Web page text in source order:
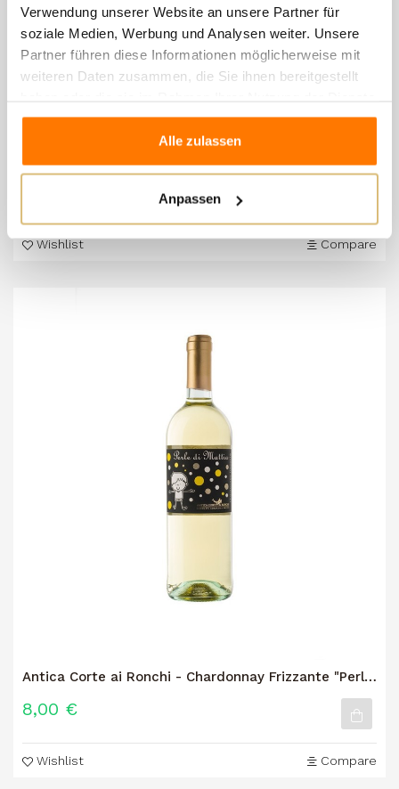
Verwendung unserer Website an unsere Partner für
soziale Medien, Werbung und Analysen weiter. Unsere
Partner führen diese Informationen möglicherweise mit
weiteren Daten zusammen, die Sie ihnen bereitgestellt
gesammelt haben.
Alle zulassen
Anpassen
Antica Corte ai Ronchi - Spumante Extra Dry "Marti"
Wishlist Compare
Antica Corte ai Ronchi - Chardonnay Frizzante "Perle
8,00 €
Wishlist Compare